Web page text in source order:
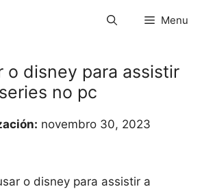
Menu
o disney para assistir
no pc
novembro 30, 2023
o disney para assistir a